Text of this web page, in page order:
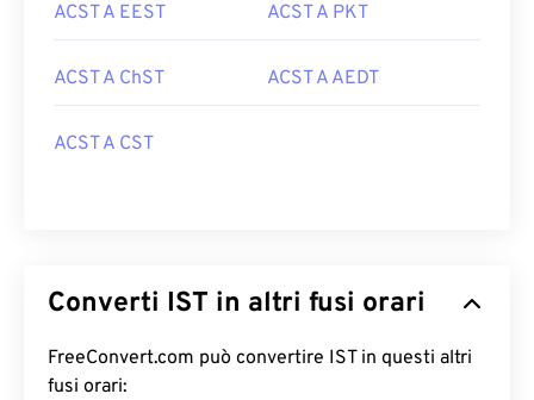
ACST A EEST ACST A PKT
ACST A ChST ACST A AEDT
ACST A CST
Converti IST in altri fusi orari
FreeConvert.com può convertire IST in questi altri
fusi orari: